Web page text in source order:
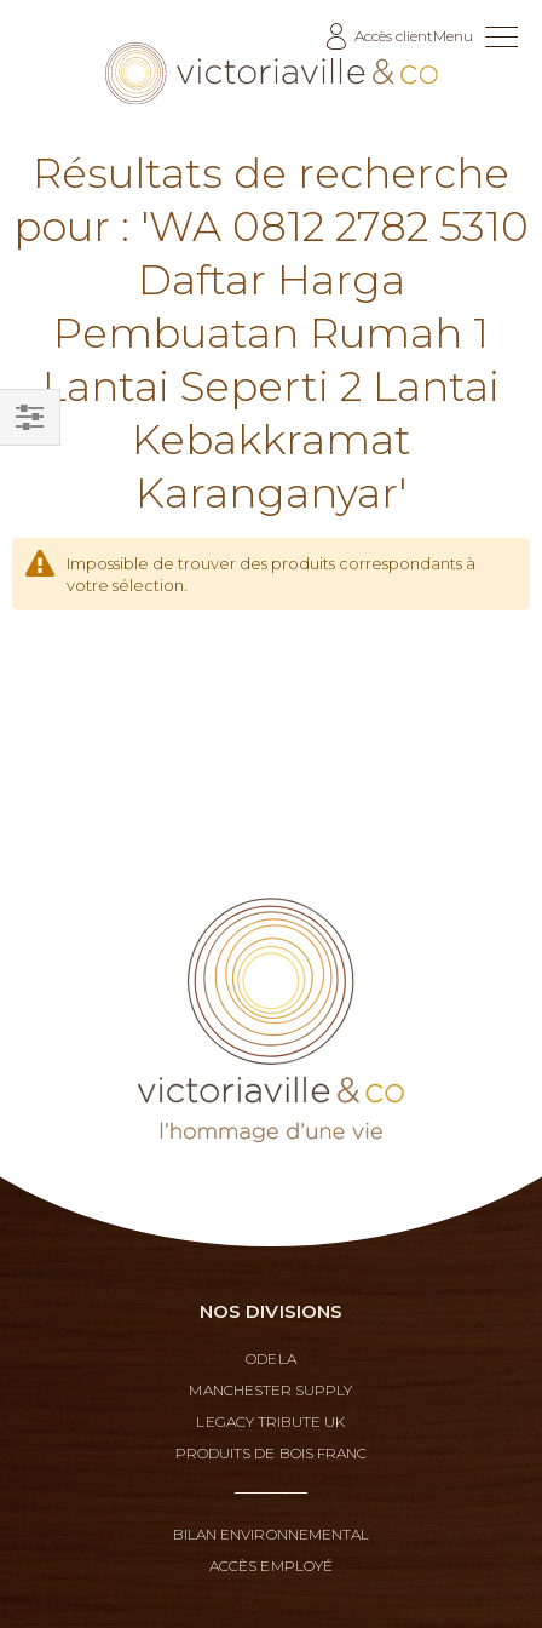
Accès clientMenu
Résultats de recherche
pour : 'WA 0812 2782 5310
Daftar Harga
Pembuatan Rumah 1
Lantai Seperti 2 Lantai
Kebakkramat
Karanganyar'
Impossible de trouver des produits correspondants à
votre sélection.
Filtrer
NOS DIVISIONS
ODELA
MANCHESTER SUPPLY
LEGACY TRIBUTE UK
PRODUITS DE BOIS FRANC
BILAN ENVIRONNEMENTAL
ACCÈS EMPLOYÉ